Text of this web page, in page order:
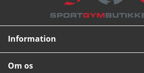
Information
Om os